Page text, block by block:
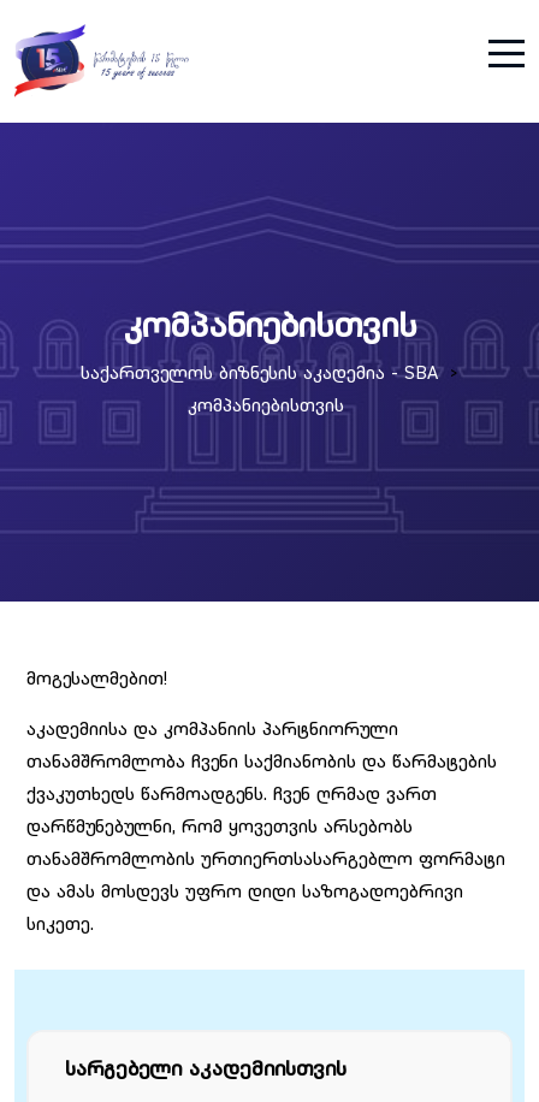
კომპანიებისთვის
Საქართველოს Ბიზნესის Აკადემია - SBA >
Კომპანიებისთვის
მოგესალმებით!
აკადემიისა და კომპანიის პარტნიორული
თანამშრომლობა ჩვენი საქმიანობის და წარმატების
ქვაკუთხედს წარმოადგენს. ჩვენ ღრმად ვართ
დარწმუნებულნი, რომ ყოვეთვის არსებობს
თანამშრომლობის ურთიერთსასარგებლო ფორმატი
და ამას მოსდევს უფრო დიდი საზოგადოებრივი
სიკეთე.
სარგებელი აკადემიისთვის